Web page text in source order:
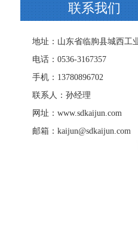
联系我们
地址：山东省临朐县城西工
电话：0536-3167357
手机：13780896702
联系人：孙经理
网址：www.sdkaijun.com
邮箱：kaijun@sdkaijun.com